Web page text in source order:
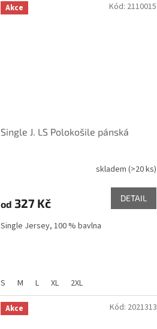
Akce
Single J. LS Polokošile pánská
skladem (>20 ks)
od 327 Kč DETAIL
Single Jersey, 100 % bavlna
S M L XL 2XL
Kód: 2110015
Akce Kód: 2021313